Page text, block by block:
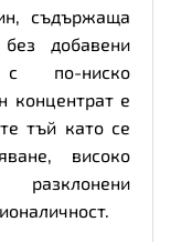
съдържаща
добавени
по-ниско
концентрат е
тъй като се
високо